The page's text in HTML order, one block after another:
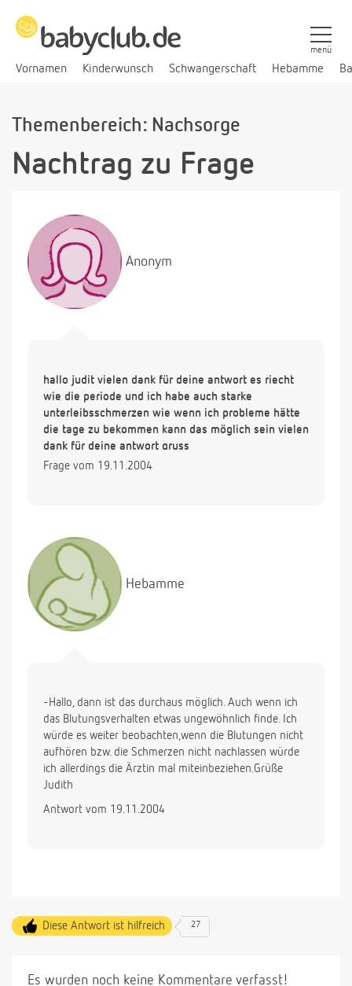
Vornamen Kinderwunsch Schwangerschaft Hebamme
menü
Themenbereich: Nachsorge
Nachtrag zu Frage
Anonym
hallo judit vielen dank für deine antwort es riecht
wie die periode und ich habe auch starke
unterleibsschmerzen wie wenn ich probleme hätte
die tage zu bekommen kann das möglich sein vielen
dank für deine antwort gruss
Frage vom 19.11.2004
Hebamme
-Hallo, dann ist das durchaus möglich. Auch wenn ich
das Blutungsverhalten etwas ungewöhnlich finde. Ich
würde es weiter beobachten,wenn die Blutungen nicht
aufhören bzw. die Schmerzen nicht nachlassen würde
ich allerdings die Ärztin mal miteinbeziehen.Grüße
Judith
Antwort vom 19.11.2004
Diese Antwort ist hilfreich 27
Es wurden noch keine Kommentare verfasst!